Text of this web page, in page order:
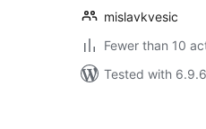
mislavkvesic
Fewer than 10
Tested with 6.9.6